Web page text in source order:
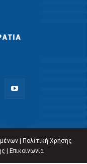
| Πολιτική Χρήσης
| Επικοινωνία